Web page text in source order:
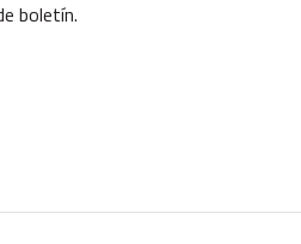
boletín.